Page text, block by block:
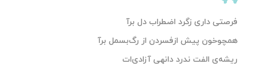
فرصتی داری زگرد اضطراب دل برآ
همچوخون پیش ازفسردن از رگ‌بسمل برآ
ریشه‌ی الفت ندرد دانهی آزادی‌ات